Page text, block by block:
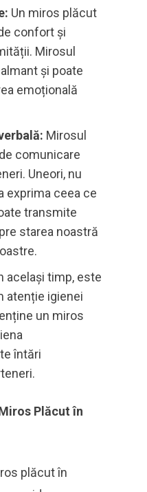
Un miros plăcut
confort și
Mirosul
și poate
emoțională
Mirosul
comunicare
Uneori, nu
exprima ceea ce
transmite
starea noastră
același timp, este
atenție igienei
un miros
întări
Plăcut în
plăcut în